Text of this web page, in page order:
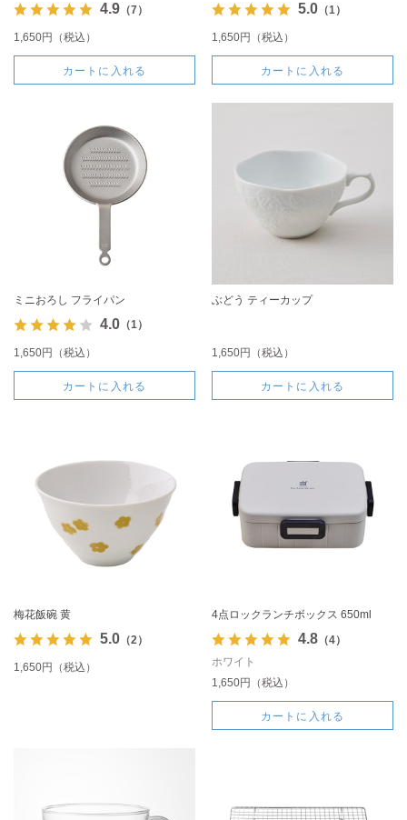
4.9（7）
1,650円（税込）
カートに入れる
5.0（1）
1,650円（税込）
カートに入れる
ミニおろし フライパン
4.0（1）
1,650円（税込）
カートに入れる
ぶどう ティーカップ
1,650円（税込）
カートに入れる
梅花飯碗 黄
5.0（2）
1,650円（税込）
4点ロックランチボックス 650ml
4.8（4）
ホワイト
1,650円（税込）
カートに入れる